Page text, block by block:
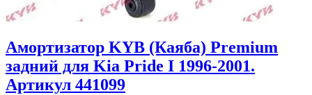
Амортизатор KYB (Каяба) Premium
задний для Kia Pride I 1996-2001.
Артикул 441099